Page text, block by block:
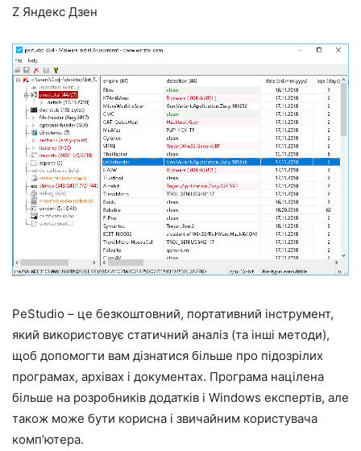
Z Яндекс Дзен
PeStudio – це безкоштовний, портативний інструмент,
який використовує статичний аналіз (та інші методи),
щоб допомогти вам дізнатися більше про підозрілих
програмах, архівах і документах. Програма націлена
більше на розробників додатків і Windows експертів, але
також може бути корисна і звичайним користувача
комп’ютера.